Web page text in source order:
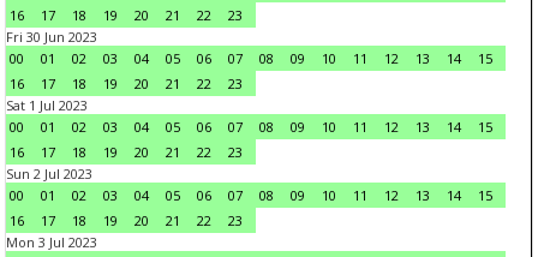
16
17 18 19 20 21 22
23
Fri 30 Jun 2023
00
01 02 03 04 05 06 07 08 09 10 11 12 13 14
15
16
17 18 19 20 21 22
23
Sat 1 Jul 2023
00
01 02 03 04 05 06 07 08 09 10 11 12 13 14
15
16
17 18 19 20 21 22
23
Sun 2 Jul 2023
00
01 02 03 04 05 06 07 08 09 10 11 12 13 14
15
16
17 18 19 20 21 22
23
Mon 3 Jul 2023